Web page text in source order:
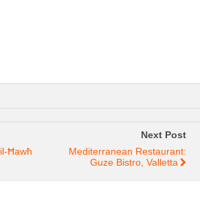
Ħawħ
Next Post
Mediterranean Restaurant:
Guze Bistro, Valletta